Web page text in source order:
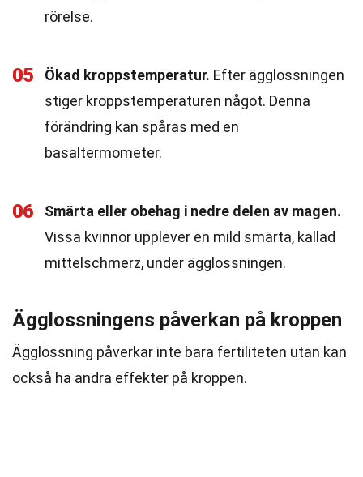
rörelse.
05 Ökad kroppstemperatur. Efter ägglossningen
stiger kroppstemperaturen något. Denna
förändring kan spåras med en
basaltermometer.
06
Smärta eller obehag i nedre delen av magen.
Vissa kvinnor upplever en mild smärta, kallad
mittelschmerz, under ägglossningen.
Ägglossningens påverkan på kroppen
Ägglossning påverkar inte bara fertiliteten utan kan
också ha andra effekter på kroppen.